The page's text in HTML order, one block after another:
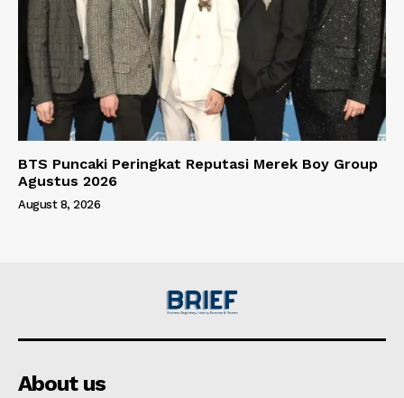
BTS Puncaki Peringkat Reputasi Merek Boy Group
Agustus 2026
August 8, 2026
About us